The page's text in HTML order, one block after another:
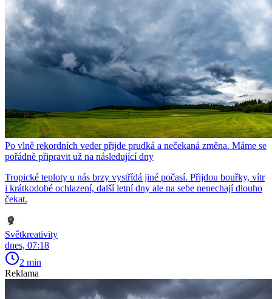
Po vlně rekordních veder přijde prudká a nečekaná změna. Máme se
pořádně připravit už na následující dny
Tropické teploty u nás brzy vystřídá jiné počasí. Přijdou bouřky, vítr
i krátkodobé ochlazení, další letní dny ale na sebe nenechají dlouho
čekat.
Světkreativity
dnes, 07:18
2 min
Reklama